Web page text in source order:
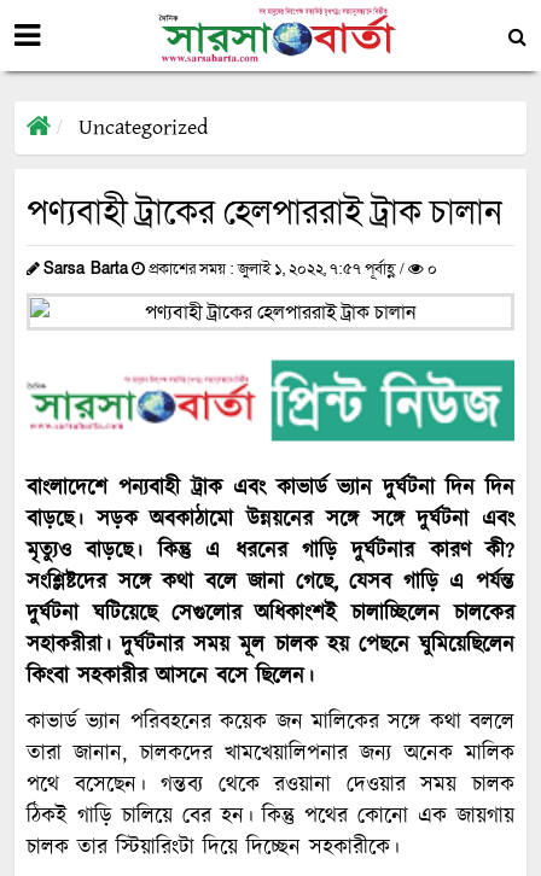
Uncategorized
পণ্যবাহী ট্রাকের হেলপাররাই ট্রাক চালান
Sarsa Barta প্রকাশের সময় : জুলাই ১, ২০২২, ৭:৫৭ পূর্বাহ্ণ / ০
বাংলাদেশে পন্যবাহী ট্রাক এবং কাভার্ড ভ্যান দুর্ঘটনা দিন দিন
বাড়ছে। সড়ক অবকাঠামো উন্নয়নের সঙ্গে সঙ্গে দুর্ঘটনা এবং
মৃত্যুও বাড়ছে। কিন্তু এ ধরনের গাড়ি দুর্ঘটনার কারণ কী?
সংশ্লিষ্টদের সঙ্গে কথা বলে জানা গেছে, যেসব গাড়ি এ পর্যন্ত
দুর্ঘটনা ঘটিয়েছে সেগুলোর অধিকাংশই চালাচ্ছিলেন চালকের
সহাকরীরা। দুর্ঘটনার সময় মূল চালক হয় পেছনে ঘুমিয়েছিলেন
কিংবা সহকারীর আসনে বসে ছিলেন।
কাভার্ড ভ্যান পরিবহনের কয়েক জন মালিকের সঙ্গে কথা বললে
তারা জানান, চালকদের খামখেয়ালিপনার জন্য অনেক মালিক
পথে বসেছেন। গন্তব্য থেকে রওয়ানা দেওয়ার সময় চালক
ঠিকই গাড়ি চালিয়ে বের হন। কিন্তু পথের কোনো এক জায়গায়
চালক তার স্টিয়ারিংটা দিয়ে দিচ্ছেন সহকারীকে।